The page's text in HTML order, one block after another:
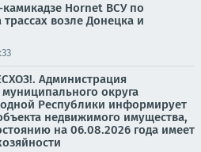
Hornet ВСУ по
трассах возле Донецка и
Администрация
округа
Республики информирует
недвижимого имущества,
на 06.08.2026 года имеет